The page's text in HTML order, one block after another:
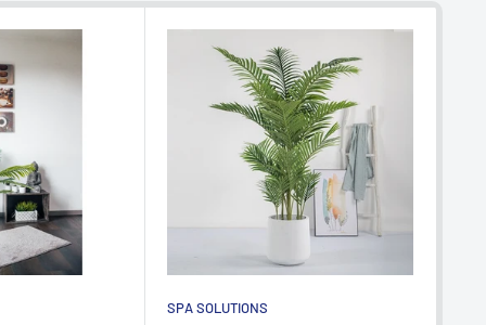
SPA SOLUTIONS